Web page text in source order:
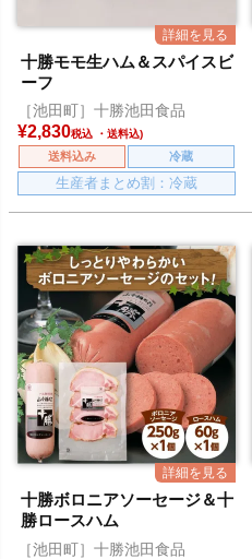
十勝モモ生ハム＆スパイスビ
ーフ
［池田町］十勝池田食品
¥2,830税込
送料込み 冷蔵
生産者まとめ割：冷蔵
十勝ボロニアソーセージ＆十
勝ロースハム
［池田町］十勝池田食品